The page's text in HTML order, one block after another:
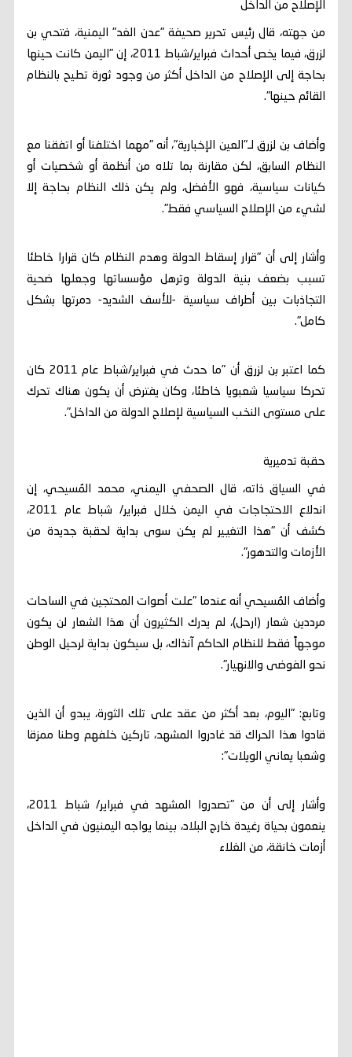
الإصلاح من الداخل
من جهته، قال رئيس تحرير صحيفة "عدن الغد" اليمنية، فتحي بن
لزرق، فيما يخص أحداث فبراير/شباط 2011، إن "اليمن كانت حينها
بحاجة إلى الإصلاح من الداخل أكثر من وجود ثورة تطيح بالنظام
القائم حينها".
وأضاف بن لزرق لـ"العين الإخبارية"، أنه "مهما اختلفنا أو اتفقنا مع
النظام السابق، لكن مقارنة بما تلاه من أنظمة أو شخصيات أو
كيانات سياسية، فهو الأفضل، ولم يكن ذلك النظام بحاجة إلا
لشيء من الإصلاح السياسي فقط".
وأشار إلى أن "قرار إسقاط الدولة وهدم النظام كان قرارا خاطئا
تسبب بضعف بنية الدولة وترهل مؤسساتها وجعلها ضحية
التجاذبات بين أطراف سياسية -للأسف الشديد- دمرتها بشكل
كامل".
كما اعتبر بن لزرق أن "ما حدث في فبراير/شباط عام 2011 كان
تحركا سياسيا شعبويا خاطئا، وكان يفترض أن يكون هناك تحرك
على مستوى النخب السياسية لإصلاح الدولة من الداخل".
حقبة تدميرية
في السياق ذاته، قال الصحفي اليمني، محمد المُسيحي، إن
اندلاع الاحتجاجات في اليمن خلال فبراير/ شباط عام 2011،
كشف أن "هذا التغيير لم يكن سوى بداية لحقبة جديدة من
الأزمات والتدهور".
وأضاف المُسيحي أنه عندما "علت أصوات المحتجين في الساحات
مرددين شعار (ارحل)، لم يدرك الكثيرون أن هذا الشعار لن يكون
موجهاً فقط للنظام الحاكم آنذاك، بل سيكون بداية لرحيل الوطن
نحو الفوضى والانهيار".
وتابع: "اليوم، بعد أكثر من عقد على تلك الثورة، يبدو أن الذين
قادوا هذا الحراك قد غادروا المشهد، تاركين خلفهم وطنا ممزقا
وشعبا يعاني الويلات":
وأشار إلى أن من "تصدروا المشهد في فبراير/ شباط 2011،
ينعمون بحياة رغيدة خارج البلاد، بينما يواجه اليمنيون في الداخل
أزمات خانقة، من الغلاء